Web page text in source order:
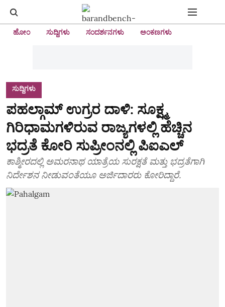
ಹೋಂ ಸುದ್ದಿಗಳು ಸಂದರ್ಶನಗಳು ಅಂಕಣಗಳು
ಸುದ್ದಿಗಳು
ಪಹಲ್ಗಾಮ್ ಉಗ್ರರ ದಾಳಿ: ಸೂಕ್ಷ್ಮ
ಗಿರಿಧಾಮಗಳಿರುವ ರಾಜ್ಯಗಳಲ್ಲಿ ಹೆಚ್ಚಿನ
ಭದ್ರತೆ ಕೋರಿ ಸುಪ್ರೀಂನಲ್ಲಿ ಪಿಐಎಲ್
ಕಾಶ್ಮೀರದಲ್ಲಿ ಅಮರನಾಥ ಯಾತ್ರೆಯ ಸುರಕ್ಷತೆ ಮತ್ತು ಭದ್ರತೆಗಾಗಿ
ನಿರ್ದೇಶನ ನೀಡುವಂತೆಯೂ ಅರ್ಜಿದಾರರು ಕೋರಿದ್ದಾರೆ.